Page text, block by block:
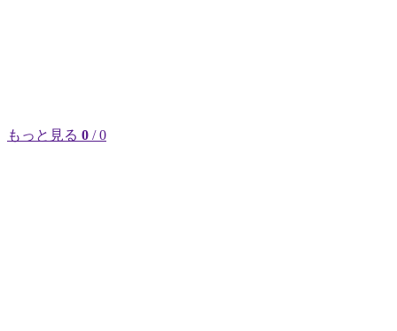
もっと見る 0 / 0